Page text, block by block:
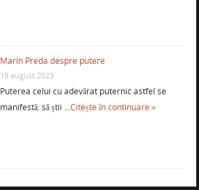
Marin Preda despre putere
19 august 2023
Puterea celui cu adevărat puternic astfel se
manifestă: să știi …Citește în continuare »